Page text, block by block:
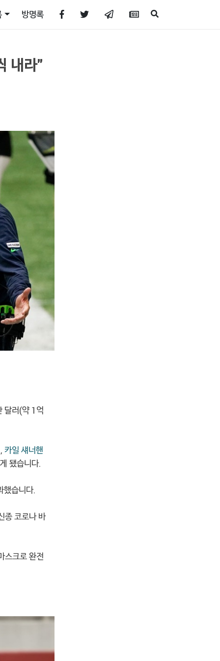
방명록
내라"
달러(약 1억
카일 섀너핸
됐습니다.
습니다.
코로나 바
스크로 완전